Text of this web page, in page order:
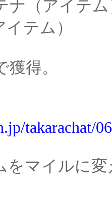
ナ（アイテ
テム）
得。
takarachat/
をマイルに